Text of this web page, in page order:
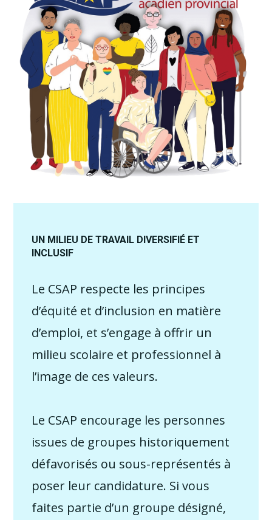
UN MILIEU DE TRAVAIL DIVERSIFIÉ ET
INCLUSIF
Le CSAP respecte les principes
d’équité et d’inclusion en matière
d’emploi, et s’engage à offrir un
milieu scolaire et professionnel à
l’image de ces valeurs.
Le CSAP encourage les personnes
issues de groupes historiquement
défavorisés ou sous-représentés à
poser leur candidature. Si vous
faites partie d’un groupe désigné,